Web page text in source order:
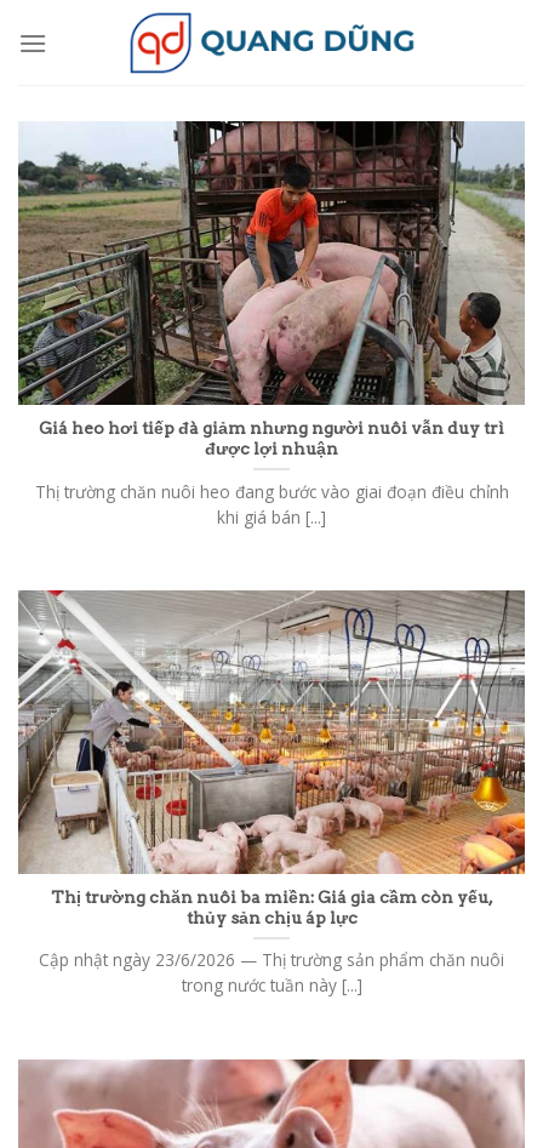
Giá heo hơi tiếp đà giảm nhưng người nuôi vẫn duy trì
được lợi nhuận
Thị trường chăn nuôi heo đang bước vào giai đoạn điều chỉnh
khi giá bán [...]
Thị trường chăn nuôi ba miền: Giá gia cầm còn yếu,
thủy sản chịu áp lực
Cập nhật ngày 23/6/2026 — Thị trường sản phẩm chăn nuôi
trong nước tuần này [...]